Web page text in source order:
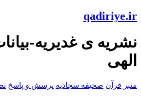
qadiriye.ir
نشریه ی غدیریه-
الهی
منبر قرآن صحیفه سجادیه پرسش و پاسخ